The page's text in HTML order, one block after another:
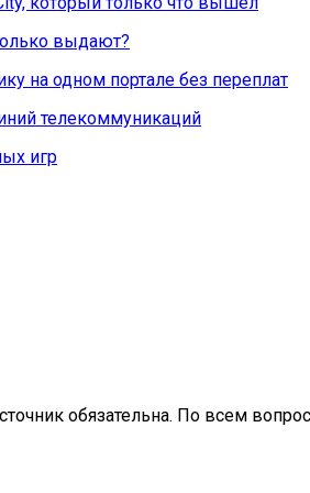
выдают?
на одном портале без переплат
телекоммуникаций
игр
обязательна. По всем